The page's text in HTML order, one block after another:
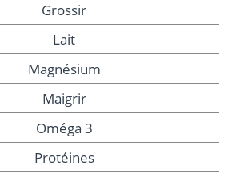
Grossir
Lait
Magnésium
Maigrir
Oméga 3
Protéines